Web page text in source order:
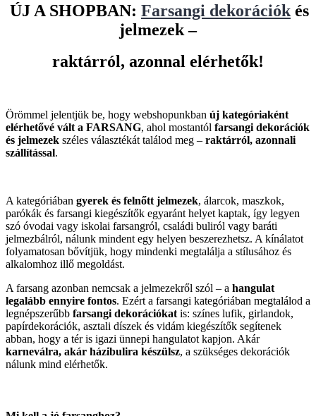
ÚJ A SHOPBAN: Farsangi dekorációk és
jelmezek –
raktárról, azonnal elérhetők!
Örömmel jelentjük be, hogy webshopunkban új kategóriaként
elérhetővé vált a FARSANG, ahol mostantól farsangi dekorációk
és jelmezek széles választékát találod meg – raktárról, azonnali
szállítással.
A kategóriában gyerek és felnőtt jelmezek, álarcok, maszkok,
parókák és farsangi kiegészítők egyaránt helyet kaptak, így legyen
szó óvodai vagy iskolai farsangról, családi buliról vagy baráti
jelmezbálról, nálunk mindent egy helyen beszerezhetsz. A kínálatot
folyamatosan bővítjük, hogy mindenki megtalálja a stílusához és
alkalomhoz illő megoldást.
A farsang azonban nemcsak a jelmezekről szól – a hangulat
legalább ennyire fontos. Ezért a farsangi kategóriában megtalálod a
legnépszerűbb farsangi dekorációkat is: színes lufik, girlandok,
papírdekorációk, asztali díszek és vidám kiegészítők segítenek
abban, hogy a tér is igazi ünnepi hangulatot kapjon. Akár
karneválra, akár házibulira készülsz, a szükséges dekorációk
nálunk mind elérhetők.